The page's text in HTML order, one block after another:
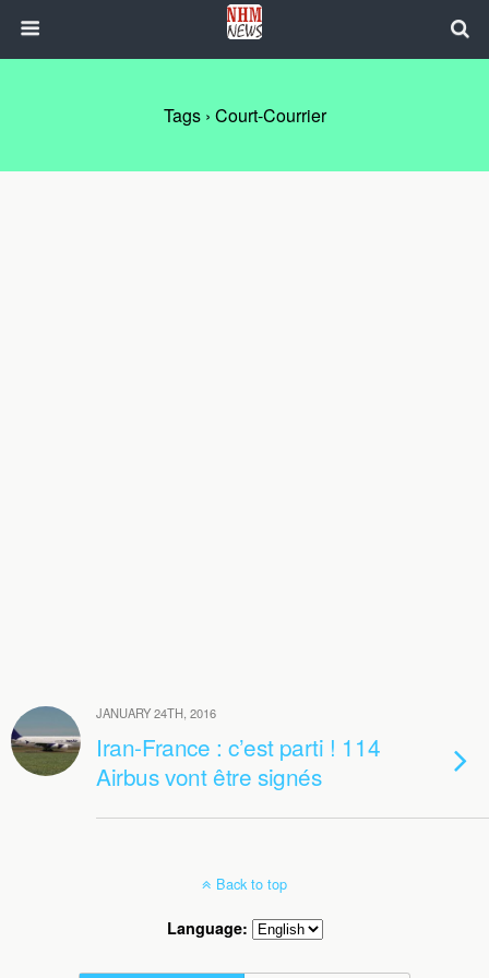
Tags › Court-Courrier
JANUARY 24TH, 2016
Iran-France : c’est parti ! 114
Airbus vont être signés
Back to top
Language: